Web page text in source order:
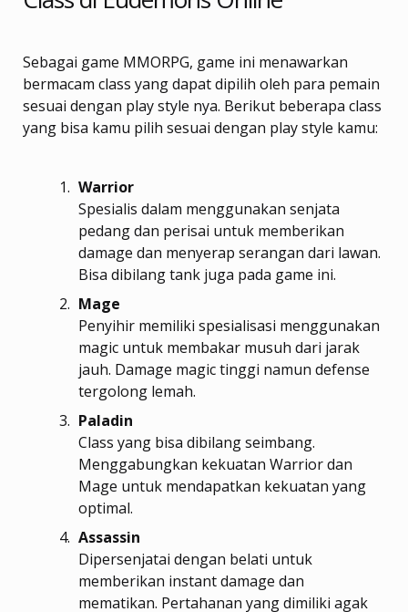
Sebagai game MMORPG, game ini menawarkan
bermacam class yang dapat dipilih oleh para pemain
sesuai dengan play style nya. Berikut beberapa class
yang bisa kamu pilih sesuai dengan play style kamu:
Warrior
Spesialis dalam menggunakan senjata
pedang dan perisai untuk memberikan
damage dan menyerap serangan dari lawan.
Bisa dibilang tank juga pada game ini.
Mage
Penyihir memiliki spesialisasi menggunakan
magic untuk membakar musuh dari jarak
jauh. Damage magic tinggi namun defense
tergolong lemah.
Paladin
Class yang bisa dibilang seimbang.
Menggabungkan kekuatan Warrior dan
Mage untuk mendapatkan kekuatan yang
optimal.
Assassin
Dipersenjatai dengan belati untuk
memberikan instant damage dan
mematikan. Pertahanan yang dimiliki agak